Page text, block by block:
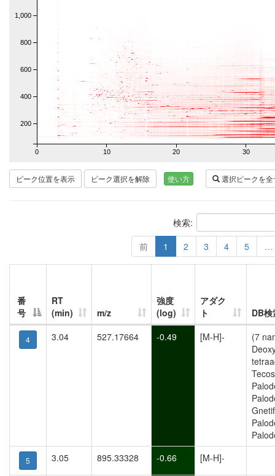
0 10 20 30
200
400
600
800
1,000
ピーク位置を表示 ピーク選択を解除 使い方 選択ピークを
検索:
前
1 2 3 4 5 …
番
号
RT
(min)
m/z
強度
(log)
アダク
ト
DB
4 3.04 527.17664 -0.49 [M-H]-
(7
5 3.05 895.33328 -0.66 [M-H]-